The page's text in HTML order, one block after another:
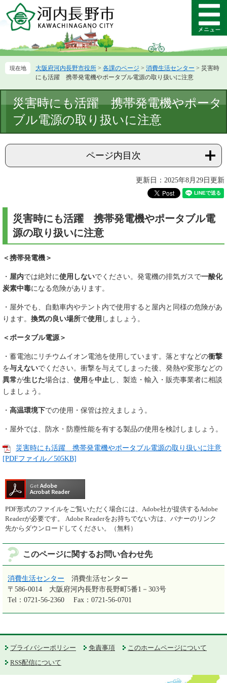
ー
先
ニ
を
て
メ
ニ
ー
大阪府河内長野市役所 > 各課のページ > 消費生活センター > 災害時
にも活躍 携帯発電機やポータブル電源の取り扱いに注意
文
災害時にも活躍 携帯発電機やポータ
ブル電源の取り扱いに注意
ページ内目次
更新日：2025年8月29日更新
災害時にも活躍 携帯発電機やポータブル電
源の取り扱いに注意
＜携帯発電機＞
・ 屋内では絶対に使用しないでください。発電機の排気ガスで一酸化
炭素中毒になる危険があります。
・屋外でも、自動車内やテント内で使用すると屋内と同様の危険があ
ります。 換気の良い場所で使用 しましょう。
＜ポータブル電源＞
・蓄電池にリチウムイオン電池を使用しています。落とすなどの衝撃
を与えないでください。衝撃を与えてしまった後、発熱や変形などの
異常が生じた場合は、 使用 を中止 し、製造・輸入・販売事業者に相談
しましょう。
・ 高温環境下での使用・保管は控えましょう。
・屋外では、防水・防塵性能を有する製品の使用を検討しましょう。
災害時にも活躍 携帯発電機やポータブル電源の取り扱いに注意
[PDFファイル／505KB]
PDF形式のファイルをご覧いただく場合には、Adobe社が提供するAdobe
Readerが必要です。
Adobe Readerをお持ちでない方は、バナーのリンク
先からダウンロードしてください。（無料）
このページに関するお問い合わせ先
消費生活センター
消費生活センター
〒586-0014
大阪府河内長野市長野町5番1－303号
Tel：0721-56-2360
Fax：0721-56-0701
プライバシーポリシー 免責事項
このホームページについて
RSS配信について